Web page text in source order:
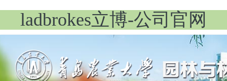
ladbrokes立博-公司官网